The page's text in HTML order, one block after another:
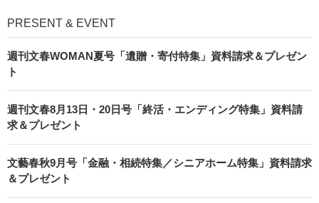
PRESENT & EVENT
週刊文春WOMAN夏号「遺贈・寄付特集」資料請求＆プレゼン
ト
週刊文春8月13日・20日号「終活・エンディング特集」資料請
求＆プレゼント
文藝春秋9月号「金融・相続特集／シニアホーム特集」資料請求
＆プレゼント